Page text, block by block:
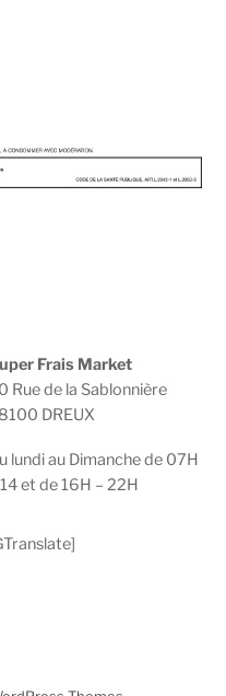
Frais Market
Rue de la Sablonnière
DREUX
lundi au Dimanche de 07H
et de 16H – 22H